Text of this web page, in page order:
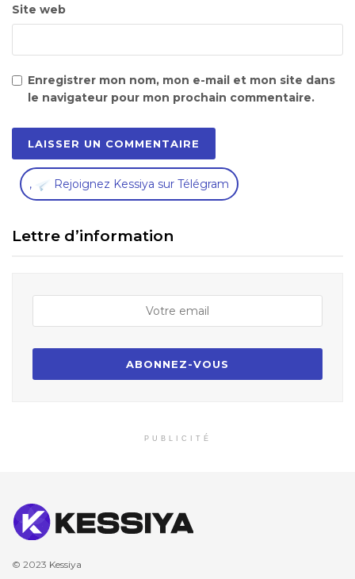
Site web
Enregistrer mon nom, mon e-mail et mon site dans
le navigateur pour mon prochain commentaire.
, Rejoignez Kessiya sur Télégram
Lettre d’information
PUBLICITÉ
© 2023 Kessiya